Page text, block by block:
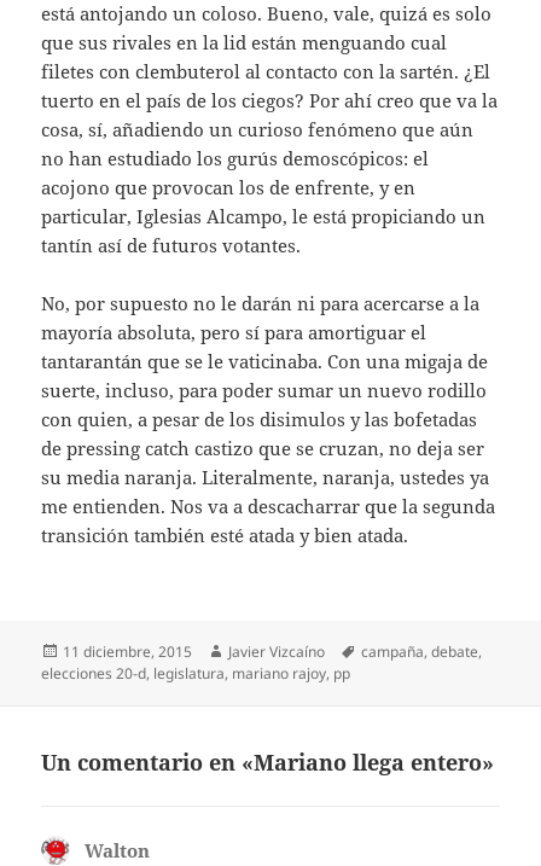
está antojando un coloso. Bueno, vale, quizá es solo
que sus rivales en la lid están menguando cual
filetes con clembuterol al contacto con la sartén. ¿El
tuerto en el país de los ciegos? Por ahí creo que va la
cosa, sí, añadiendo un curioso fenómeno que aún
no han estudiado los gurús demoscópicos: el
acojono que provocan los de enfrente, y en
particular, Iglesias Alcampo, le está propiciando un
tantín así de futuros votantes.
No, por supuesto no le darán ni para acercarse a la
mayoría absoluta, pero sí para amortiguar el
tantarantán que se le vaticinaba. Con una migaja de
suerte, incluso, para poder sumar un nuevo rodillo
con quien, a pesar de los disimulos y las bofetadas
de pressing catch castizo que se cruzan, no deja ser
su media naranja. Literalmente, naranja, ustedes ya
me entienden. Nos va a descacharrar que la segunda
transición también esté atada y bien atada.
Publicado
el
11 diciembre, 2015 Autor
Javier Vizcaíno Etiquetas
campaña,debate,
elecciones 20-d, legislatura, mariano rajoy, pp
Un comentario en «Mariano llega entero»
Walton